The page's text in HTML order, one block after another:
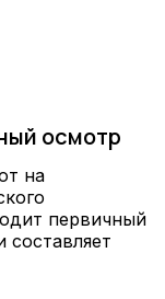
осмотр
на
первичный
составляет